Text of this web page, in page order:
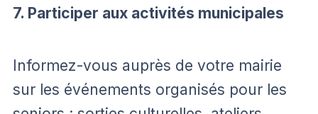
7. Participer aux activités municipales
Informez-vous auprès de votre mairie
sur les événements organisés pour les